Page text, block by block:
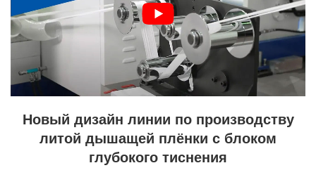
Новый дизайн линии по производству
литой дышащей плёнки с блоком
глубокого тиснения